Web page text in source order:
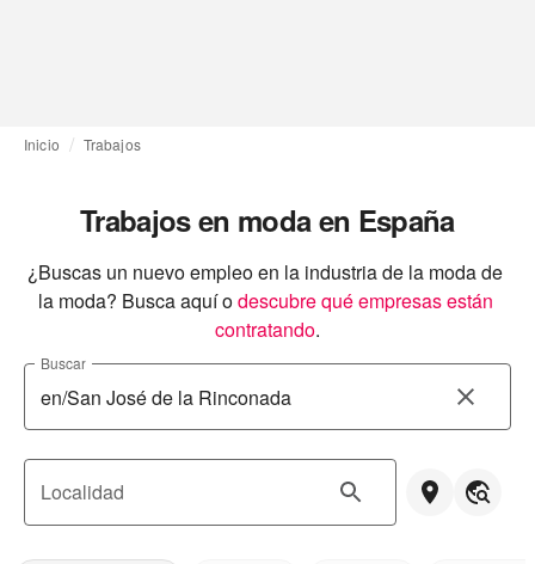
Inicio Trabajos
Trabajos en moda en España
¿Buscas un nuevo empleo en la industria de la moda de
la moda? Busca aquí odescubre qué empresas están
contratando.
Buscar
Localidad